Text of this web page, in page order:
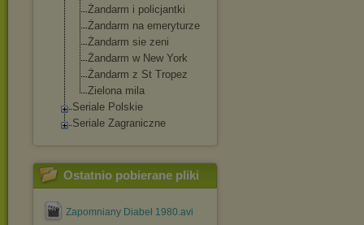
Żandarm i policjantki
Żandarm na emeryturze
Żandarm sie zeni
Żandarm w New York
Żandarm z St Tropez
Zielona mila
Seriale Polskie
Seriale Zagraniczne
Ostatnio pobierane pliki
Zapomniany Diabeł 1980.avi